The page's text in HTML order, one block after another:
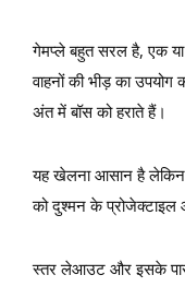
गेमप्ले बहुत सरल है, एक या
वाहनों की भीड़ का
अंत में बॉस को हराते हैं।
यह खेलना आसान है लेकिन
को दुश्मन के प्रोजेक्टाइल
स्तर लेआउट और इसके